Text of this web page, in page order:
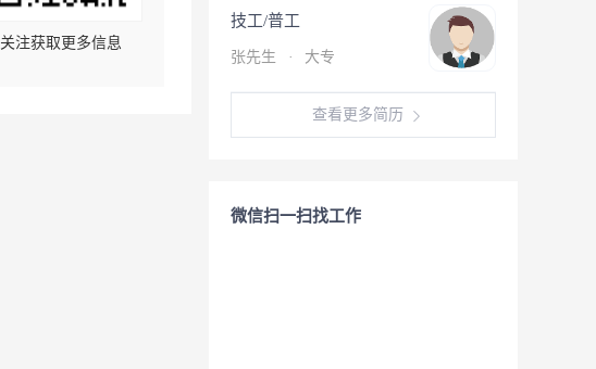
关注获取更多信息
技工/普工
张先生 · 大专
查看更多简历
微信扫一扫找工作